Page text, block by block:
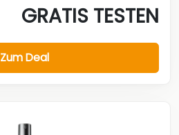
GRATIS TESTEN
Zum Deal